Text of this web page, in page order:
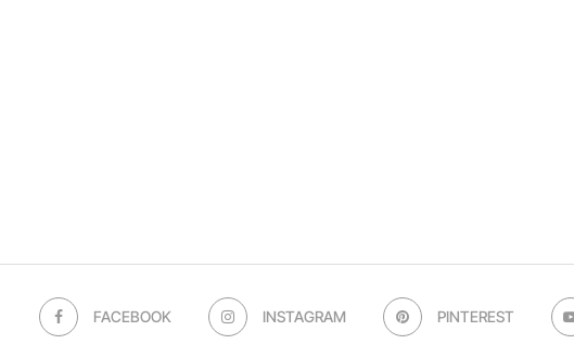
FACEBOOK INSTAGRAM PINTEREST